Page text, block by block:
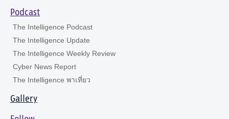
Podcast
The Intelligence Podcast
The Intelligence Update
The Intelligence Weekly Review
Cyber News Report
The Intelligence พาเที่ยว
Gallery